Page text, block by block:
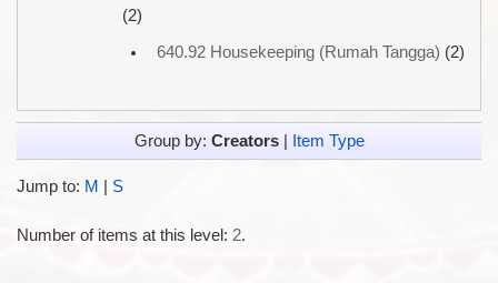
(2)
640.92 Housekeeping (Rumah Tangga) (2)
Group by: Creators| Item Type
Jump to: M | S
Number of items at this level: 2.